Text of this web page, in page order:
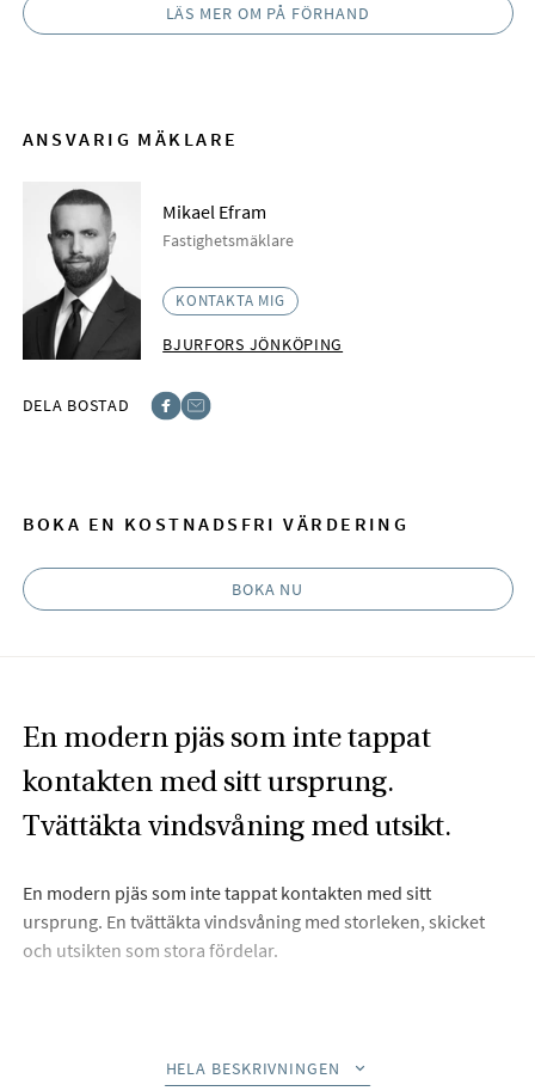
LÄS MER OM PÅ FÖRHAND
ANSVARIG MÄKLARE
Mikael Efram
Fastighetsmäklare
KONTAKTA MIG
BJURFORS JÖNKÖPING
DELA BOSTAD
BOKA EN KOSTNADSFRI VÄRDERING
BOKA NU
En modern pjäs som inte tappat
kontakten med sitt ursprung.
Tvättäkta vindsvåning med utsikt.
En modern pjäs som inte tappat kontakten med sitt
ursprung. En tvättäkta vindsvåning med storleken, skicket
och utsikten som stora fördelar.
HELA BESKRIVNINGEN